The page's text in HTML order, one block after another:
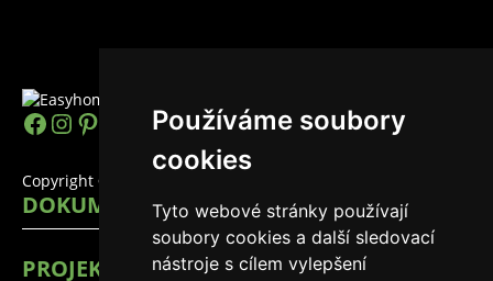
Používáme soubory
cookies
Tyto webové stránky používají
soubory cookies a další sledovací
nástroje s cílem vylepšení
https://www.facebook.com/
Instagram
Pinterest
YouTube
LinkedIn
TikTok
Copyright © 2026 EasyHomes
DOKUMENTY
PROJEKTY